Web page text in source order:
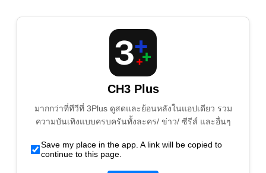
CH3 Plus
มากกว่าที่ทีวีที่ 3Plus ดูสดและย้อนหลังในแอปเดียว รวม
ความบันเทิงแบบครบครันทั้งละคร/ ข่าว/ ซีรีส์ และอื่นๆ
Save my place in the app. A link will be copied to
continue to this page.